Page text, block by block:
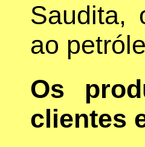
Saudita,
ao
Os
clientes